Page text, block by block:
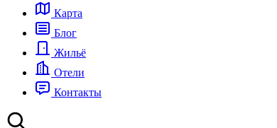
Карта
Блог
Жильё
Отели
Контакты